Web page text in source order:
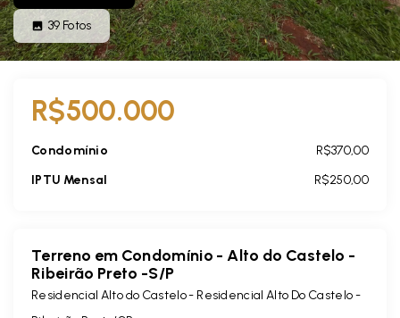
39 Fotos
R$500.000
Condomínio
R$370,00
IPTU Mensal
R$250,00
Terreno em Condomínio - Alto do Castelo -
Ribeirão Preto -S/P
Residencial Alto do Castelo - Residencial Alto Do Castelo -